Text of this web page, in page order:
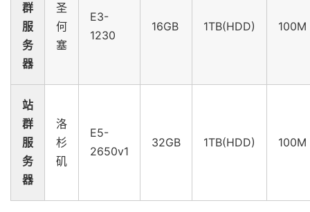
群
服
务
器
圣
何
塞
E3-
1230
16GB 1TB(HDD) 100M
站
群
服
务
器
洛
杉
矶
E5-
2650v1
32GB 1TB(HDD) 100M